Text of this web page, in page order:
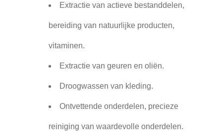
Extractie van actieve bestanddelen,
bereiding van natuurlijke producten,
vitaminen.
Extractie van geuren en oliën.
Droogwassen van kleding.
Ontvettende onderdelen, precieze
reiniging van waardevolle onderdelen.